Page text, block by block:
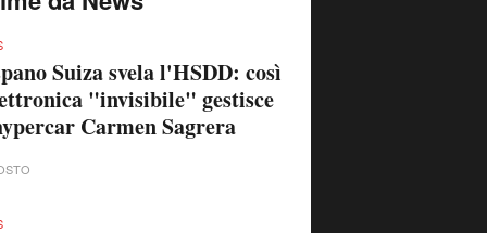
Suiza svela l'HSDD: così
"invisibile" gestisce
Carmen Sagrera